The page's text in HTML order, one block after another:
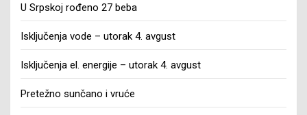
U Srpskoj rođeno 27 beba
Isključenja vode – utorak 4. avgust
Isključenja el. energije – utorak 4. avgust
Pretežno sunčano i vruće